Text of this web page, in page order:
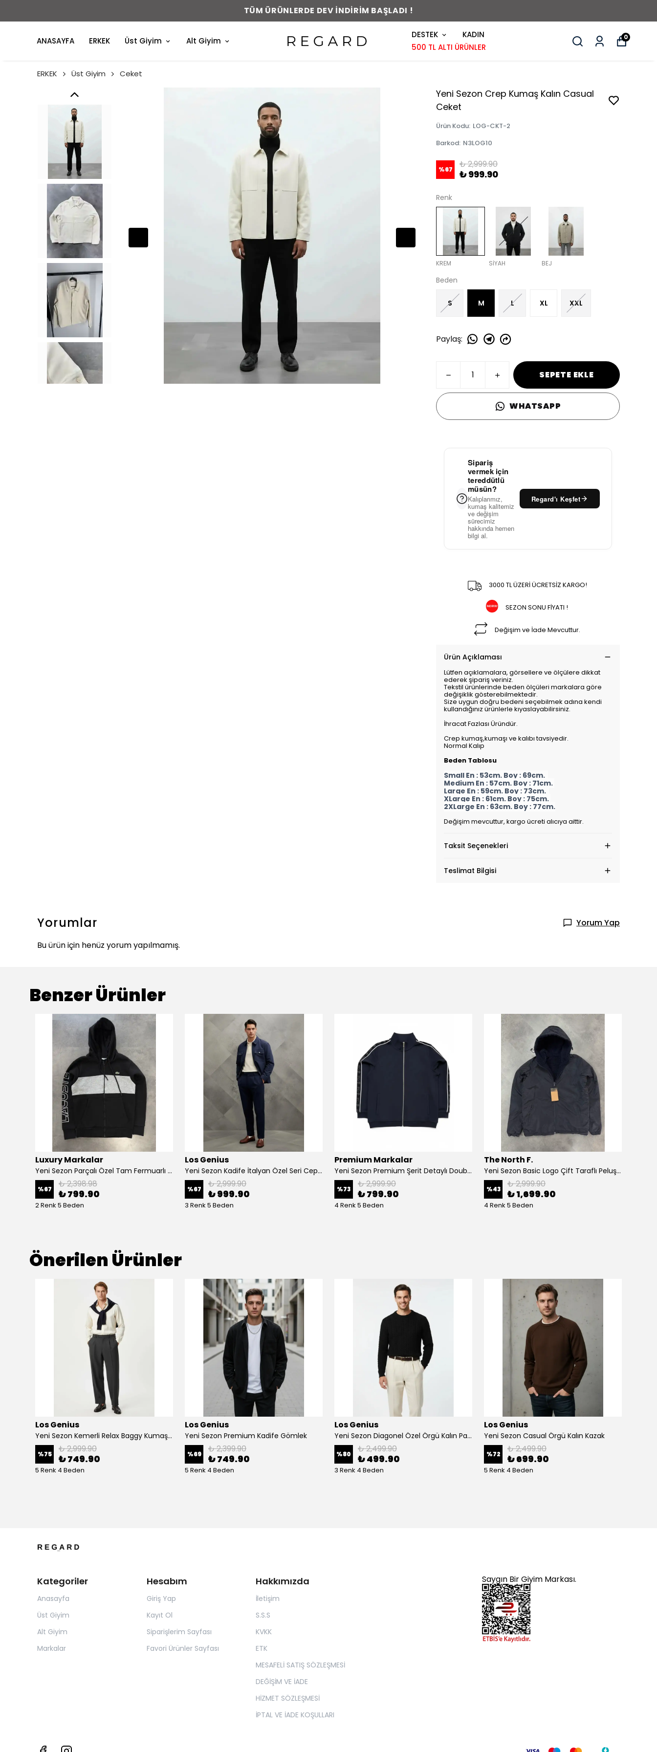
TÜM ÜRÜNLERDE DEV İNDİRİM BAŞLADI !
ANASAYFA ERKEK Üst Giyim Alt Giyim
DESTEK
KADIN
500 TL ALTI ÜRÜNLER
0
ERKEK Üst Giyim Ceket
Yeni Sezon Crep Kumaş Kalın Casual
Ceket
Ürün Kodu: LOG-CKT-2
Barkod: N3LOG10
%67 ₺ 2,999.90
₺ 999.90
Renk
KREM SİYAH BEJ
Beden
S M L XL XXL
Paylaş:
SEPETE EKLE
WHATSAPP
Sipariş
vermek için
tereddütlü
müsün?
Kalıplarımız,
kumaş kalitemiz
ve değişim
sürecimiz
hakkında hemen
bilgi al.
Regard'ı Keşfet
3000 TL ÜZERİ ÜCRETSİZ KARGO!
SEZON SONU FİYATI !
Değişim ve İade Mevcuttur.
Ürün Açıklaması
Lütfen açıklamalara, görsellere ve ölçülere dikkat
ederek şipariş veriniz.
Tekstil ürünlerinde beden ölçüleri markalara göre
değişiklik gösterebilmektedir.
Size uygun doğru bedeni seçebilmek adına kendi
kullandığınız ürünlerle kıyaslayabilirsiniz.
İhracat Fazlası Üründür.
Crep kumaş,kumaşı ve kalıbı tavsiyedir.
Normal Kalıp
Beden Tablosu
Small En : 53cm. Boy : 69cm.
Medium En : 57cm. Boy : 71cm.
Large En : 59cm. Boy : 73cm.
XLarge En : 61cm. Boy : 75cm.
2XLarge En : 63cm. Boy : 77cm.
Değişim mevcuttur, kargo ücreti alıcıya aittir.
Taksit Seçenekleri
Teslimat Bilgisi
Yorumlar
Yorum Yap
Bu ürün için henüz yorum yapılmamış.
Benzer Ürünler
Luxury Markalar
Yeni Sezon Parçalı Özel Tam Fermuarlı Ceket
%67 ₺ 2,398.98
₺ 799.90
2 Renk 5 Beden
Los Genius
Yeni Sezon Kadife İtalyan Özel Seri Cepli Astarlı Casual Ceket
%67 ₺ 2,999.90
₺ 999.90
3 Renk 5 Beden
Premium Markalar
Yeni Sezon Premium Şerit Detaylı Double Face Ceket
%73 ₺ 2,999.90
₺ 799.90
4 Renk 5 Beden
The North F.
Yeni Sezon Basic Logo Çift Taraflı Peluş Ceket
%43 ₺ 2,999.90
₺ 1,699.90
4 Renk 5 Beden
Önerilen Ürünler
Los Genius
Yeni Sezon Kemerli Relax Baggy Kumaş Pantalon
%75 ₺ 2,999.90
₺ 749.90
5 Renk 4 Beden
Los Genius
Yeni Sezon Premium Kadife Gömlek
%69 ₺ 2,399.90
₺ 749.90
5 Renk 4 Beden
Los Genius
Yeni Sezon Diagonel Özel Örgü Kalın Pamuk Kazak
%80 ₺ 2,499.90
₺ 499.90
3 Renk 4 Beden
Los Genius
Yeni Sezon Casual Örgü Kalın Kazak
%72 ₺ 2,499.90
₺ 699.90
5 Renk 4 Beden
Kategoriler
Anasayfa
Üst Giyim
Alt Giyim
Markalar
Hesabım
Giriş Yap
Kayıt Ol
Siparişlerim Sayfası
Favori Ürünler Sayfası
Hakkımızda
İletişim
S.S.S
KVKK
ETK
MESAFELİ SATIŞ SÖZLEŞMESİ
DEĞİŞİM VE İADE
HİZMET SÖZLEŞMESİ
İPTAL VE İADE KOŞULLARI
Saygın Bir Giyim Markası.